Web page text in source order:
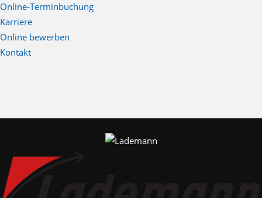
Online-Terminbuchung
Karriere
Online bewerben
Kontakt